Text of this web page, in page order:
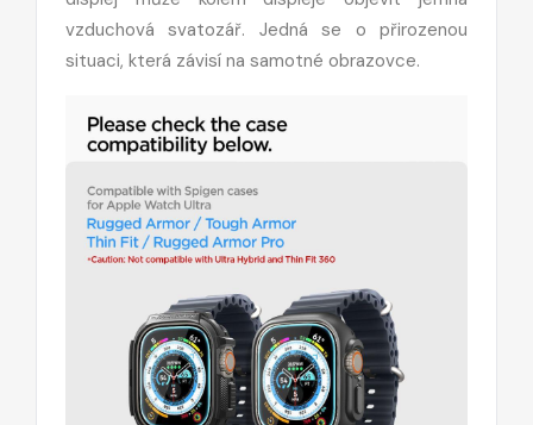
vzduchová svatozář. Jedná se o přirozenou
situaci, která závisí na samotné obrazovce.